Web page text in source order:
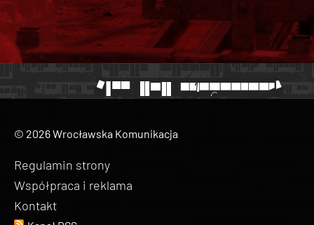
© 2026 Wrocławska Komunikacja
Regulamin strony
Współpraca i reklama
Kontakt